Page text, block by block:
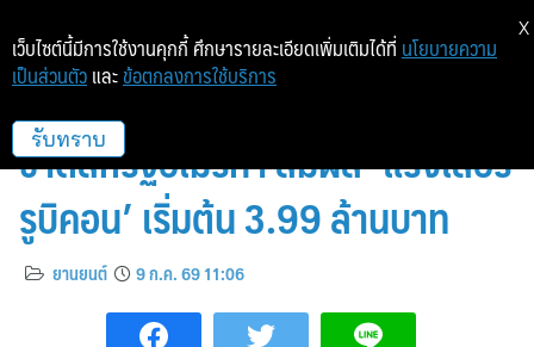
จี๊ป ไลอ้อน ออโตโมบิล ร่วมฉลองวัน
ชาติสหรัฐอเมริกา สัมผัส ‘แรงเลอร์
รูบิคอน’ เริ่มต้น 3.99 ล้านบาท
ยานยนต์ 9 ก.ค. 69 11:06
เว็บไซต์นี้มีการใช้งานคุกกี้ ศึกษารายละเอียดเพิ่มเติมได้ที่ นโยบายความ
เป็นส่วนตัว และ ข้อตกลงการใช้บริการ
รับทราบ
X